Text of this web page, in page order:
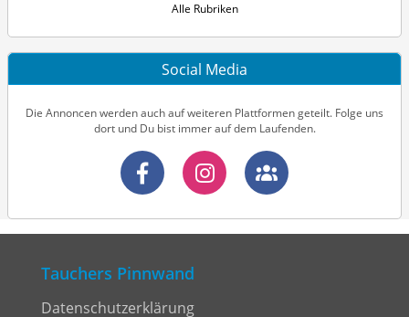
Alle Rubriken
Social Media
Die Annoncen werden auch auf weiteren Plattformen geteilt. Folge uns
dort und Du bist immer auf dem Laufenden.
Tauchers Pinnwand
Datenschutzerklärung